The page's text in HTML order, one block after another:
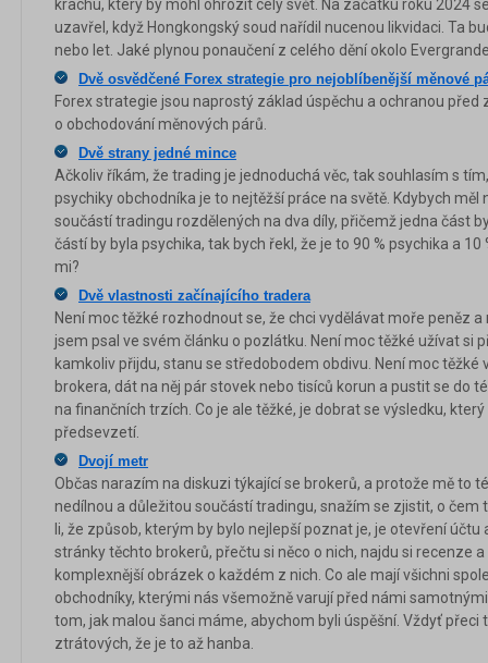
krachu, který by mohl ohrozit celý svět. Na začátku roku 2024
uzavřel, když Hongkongský soud nařídil nucenou likvidaci. Ta
nebo let. Jaké plynou ponaučení z celého dění okolo
Dvě osvědčené Forex strategie pro nejoblíbenější měnové
Forex strategie jsou naprostý základ úspěchu a ochranou
o obchodování měnových párů.
Dvě strany jedné mince
Ačkoliv říkám, že trading je jednoduchá věc, tak souhlasím s
psychiky obchodníka je to nejtěžší práce na světě. Kdybych
součástí tradingu rozdělených na dva díly, přičemž jedna část
částí by byla psychika, tak bych řekl, že je to 90 % psychika a
mi?
Dvě vlastnosti začínajícího tradera
Není moc těžké rozhodnout se, že chci vydělávat moře peněz
jsem psal ve svém článku o pozlátku. Není moc těžké užívat si
kamkoliv přijdu, stanu se středobodem obdivu. Není moc těžké
brokera, dát na něj pár stovek nebo tisíců korun a pustit se do
na finančních trzích. Co je ale těžké, je dobrat se výsledku,
předsevzetí.
Dvojí metr
Občas narazím na diskuzi týkající se brokerů, a protože mě to
nedílnou a důležitou součástí tradingu, snažím se zjistit, o čem
li, že způsob, kterým by bylo nejlepší poznat je, je otevření účtu
stránky těchto brokerů, přečtu si něco o nich, najdu si recenze
komplexnější obrázek o každém z nich. Co ale mají všichni
obchodníky, kterými nás všemožně varují před námi
tom, jak malou šanci máme, abychom byli úspěšní. Vždyť přeci
ztrátových, že je to až hanba.